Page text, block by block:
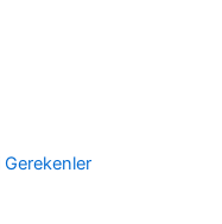
Gerekenler